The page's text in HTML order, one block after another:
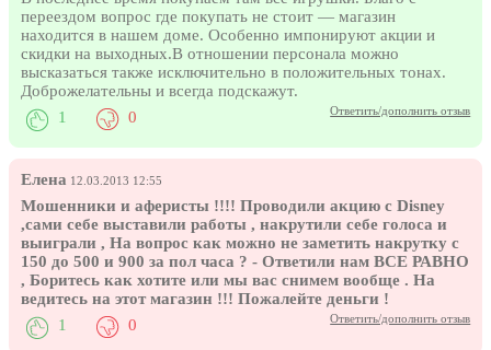
переездом вопрос где покупать не стоит — магазин
находится в нашем доме. Особенно импонируют акции и
скидки на выходных.В отношении персонала можно
высказаться также исключительно в положительных тонах.
Доброжелательны и всегда подскажут.
Ответить/дополнить отзыв
1 0
Елена 12.03.2013 12:55
Мошенники и аферисты !!!! Проводили акцию с Disney
,сами себе выставили работы , накрутили себе голоса и
выиграли , На вопрос как можно не заметить накрутку с
150 до 500 и 900 за пол часа ? - Ответили нам ВСЕ РАВНО
, Боритесь как хотите или мы вас снимем вообще . На
ведитесь на этот магазин !!! Пожалейте деньги !
Ответить/дополнить отзыв
1 0